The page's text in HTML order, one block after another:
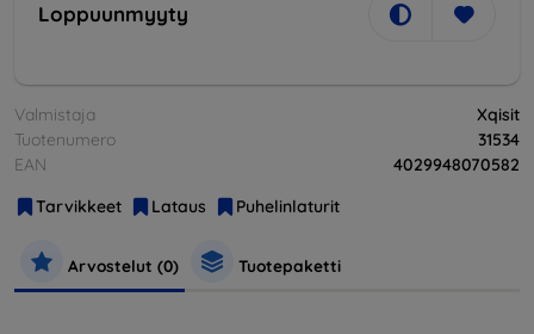
Loppuunmyyty
Valmistaja
Xqisit
Tuotenumero
31534
EAN
4029948070582
Tarvikkeet
Lataus Puhelinlaturit
Arvostelut (0) Tuotepaketti